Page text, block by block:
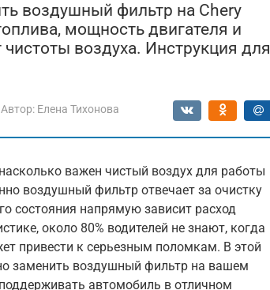
воздушный фильтр на Chery
мощность двигателя и
воздуха. Инструкция для
Автор: Елена Тихонова
важен чистый воздух для работы
воздушный фильтр отвечает за очистку
состояния напрямую зависит расход
около 80% водителей не знают, когда
привести к серьезным поломкам. В этой
заменить воздушный фильтр на вашем
автомобиль в отличном